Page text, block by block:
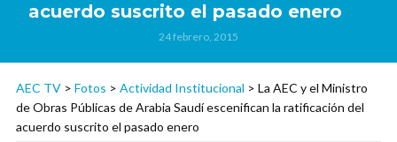
acuerdo suscrito el pasado enero
24 febrero, 2015
AEC TV > Fotos > Actividad Institucional > La AEC y el Ministro
de Obras Públicas de Arabia Saudí escenifican la ratificación del
acuerdo suscrito el pasado enero